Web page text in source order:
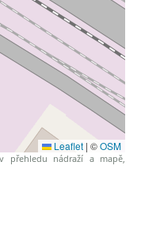
Leaflet | ©OSM
přehledu nádraží a mapě,